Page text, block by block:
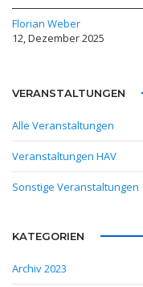
Florian Weber
12, Dezember 2025
VERANSTALTUNGEN
Alle Veranstaltungen
Veranstaltungen HAV
Sonstige Veranstaltungen
KATEGORIEN
Archiv 2023